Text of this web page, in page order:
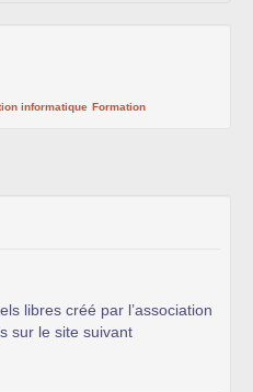
informatique Formation
libres créé par l’association
sur le site suivant